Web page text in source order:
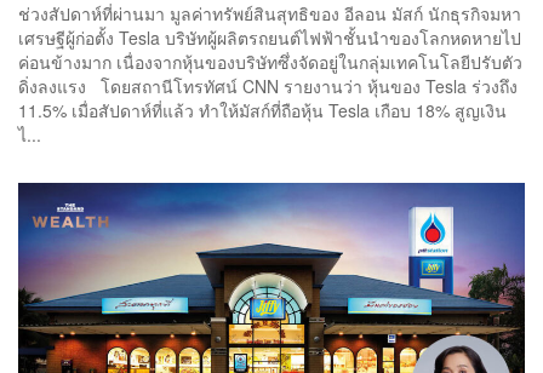
ช่วงสัปดาห์ที่ผ่านมา มูลค่าทรัพย์สินสุทธิของ อีลอน มัสก์ นักธุรกิจมหา
เศรษฐีผู้ก่อตั้ง Tesla บริษัทผู้ผลิตรถยนต์ไฟฟ้าชั้นนำของโลกหดหายไป
ค่อนข้างมาก เนื่องจากหุ้นของบริษัทซึ่งจัดอยู่ในกลุ่มเทคโนโลยีปรับตัว
ดิ่งลงแรง โดยสถานีโทรทัศน์ CNN รายงานว่า หุ้นของ Tesla ร่วงถึง
11.5% เมื่อสัปดาห์ที่แล้ว ทำให้มัสก์ที่ถือหุ้น Tesla เกือบ 18% สูญเงิน
ไ...